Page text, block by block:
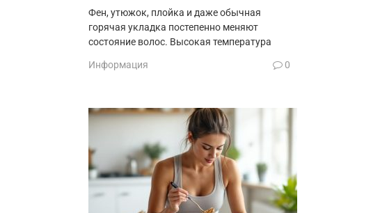
Фен, утюжок, плойка и даже обычная
горячая укладка постепенно меняют
состояние волос. Высокая температура
Информация 0